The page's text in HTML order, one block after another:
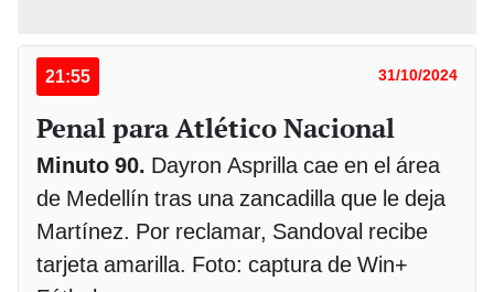
21:55 31/10/2024
Penal para Atlético Nacional
Minuto 90. Dayron Asprilla cae en el área
de Medellín tras una zancadilla que le deja
Martínez. Por reclamar, Sandoval recibe
tarjeta amarilla. Foto: captura de Win+